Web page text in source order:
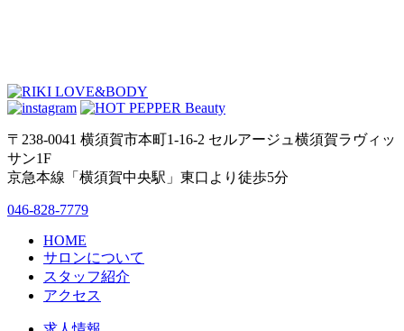
〒238-0041 横須賀市本町1-16-2 セルアージュ横須賀ラヴィッ
サン1F
京急本線「横須賀中央駅」東口より徒歩5分
046-828-7779
HOME
サロンについて
スタッフ紹介
アクセス